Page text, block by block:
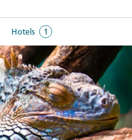
Hotels 1